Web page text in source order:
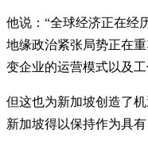
他说：“全球经济正在经
地缘政治紧张局势正在
变企业的运营模式以及
但这也为新加坡创造了
新加坡得以保持作为具